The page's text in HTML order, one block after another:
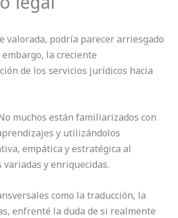
valorada, podría parecer arriesgado
la creciente
de los servicios jurídicos hacia
muchos están familiarizados con
y utilizándolos
empática y estratégica al
y enriquecidas.
como la traducción, la
enfrenté la duda de si realmente